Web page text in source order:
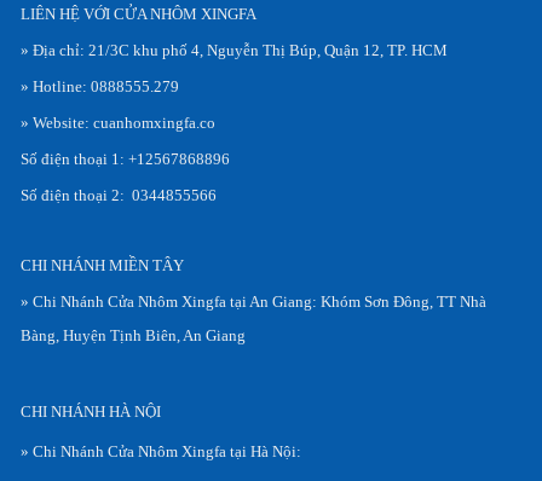
LIÊN HỆ VỚI CỬA NHÔM XINGFA
» Địa chỉ: 21/3C khu phố 4, Nguyễn Thị Búp, Quận 12, TP. HCM
» Hotline: 0888555.279
» Website: cuanhomxingfa.co
Số điện thoại 1: +12567868896
Số điện thoại 2: 0344855566
CHI NHÁNH MIỀN TÂY
» Chi Nhánh Cửa Nhôm Xingfa tại An Giang: Khóm Sơn Đông, TT Nhà
Bàng, Huyện Tịnh Biên, An Giang
CHI NHÁNH HÀ NỘI
» Chi Nhánh Cửa Nhôm Xingfa tại Hà Nội: